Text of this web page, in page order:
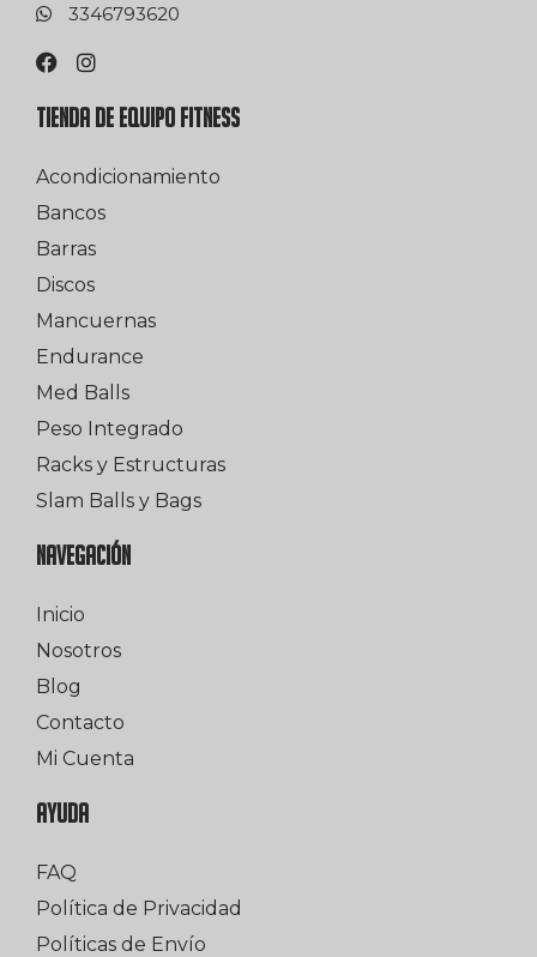
0263976433
TIENDA DE EQUIPO FITNESS
Acondicionamiento
Bancos
Barras
Discos
Mancuernas
Endurance
Med Balls
Peso Integrado
Racks y Estructuras
Slam Balls y Bags
NAVEGACIÓN
Inicio
Nosotros
Blog
Contacto
Mi Cuenta
AYUDA
FAQ
Política de Privacidad
Políticas de Envío